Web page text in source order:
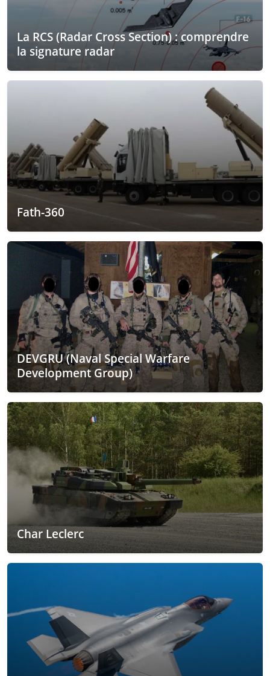
La RCS (Radar Cross Section) : comprendre
la signature radar
Fath-360
DEVGRU (Naval Special Warfare
Development Group)
Char Leclerc